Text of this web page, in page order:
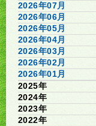
2026年07月
2026年06月
2026年05月
2026年04月
2026年03月
2026年02月
2026年01月
2025年
2024年
2023年
2022年